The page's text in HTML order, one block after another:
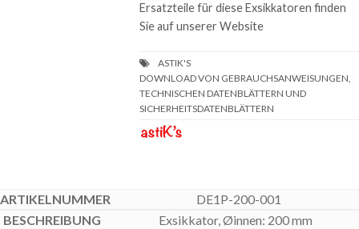
Ersatzteile für diese Exsikkatoren finden
Sie auf unserer Website
DOWNLOAD VON GEBRAUCHSANWEISUNGEN,
TECHNISCHEN DATENBLÄTTERN UND
SICHERHEITSDATENBLÄTTERN
DE1P-200-001
Exsikkator, Øinnen: 200 mm